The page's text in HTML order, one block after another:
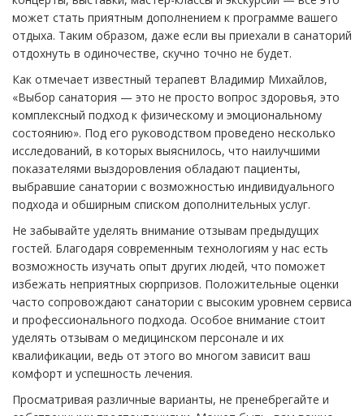
может стать приятным дополнением к программе вашего
отдыха. Таким образом, даже если вы приехали в санаторий
отдохнуть в одиночестве, скучно точно не будет.
Как отмечает известный терапевт Владимир Михайлов,
«Выбор санатория — это не просто вопрос здоровья, это
комплексный подход к физическому и эмоциональному
состоянию». Под его руководством проведено несколько
исследований, в которых выяснилось, что наилучшими
показателями выздоровления обладают пациенты,
выбравшие санатории с возможностью индивидуального
подхода и обширным списком дополнительных услуг.
Не забывайте уделять внимание отзывам предыдущих
гостей. Благодаря современным технологиям у нас есть
возможность изучать опыт других людей, что поможет
избежать неприятных сюрпризов. Положительные оценки
часто сопровождают санатории с высоким уровнем сервиса
и профессионального подхода. Особое внимание стоит
уделять отзывам о медицинском персонале и их
квалификации, ведь от этого во многом зависит ваш
комфорт и успешность лечения.
Просматривая различные варианты, не пренебрегайте и